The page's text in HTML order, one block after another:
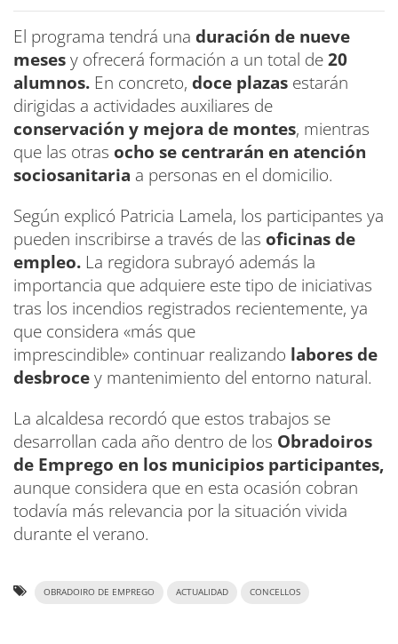
El programa tendrá una duración de nueve
mesesy ofrecerá formación a un total de20
alumnos. En concreto, doce plazas estarán
dirigidas a actividades auxiliares de
conservación y mejora de montes, mientras
que las otras ocho se centrarán en atención
sociosanitaria a personas en el domicilio.
Según explicó Patricia Lamela, los participantes ya
pueden inscribirse a través de las oficinas de
empleo. La regidora subrayó además la
importancia que adquiere este tipo de iniciativas
tras los incendios registrados recientemente, ya
que considera «más que
imprescindible» continuar realizando labores de
desbrocey mantenimiento del entorno natural.
La alcaldesa recordó que estos trabajos se
desarrollan cada año dentro de los Obradoiros
de Emprego en los municipios participantes,
aunque considera que en esta ocasión cobran
todavía más relevancia por la situación vivida
durante el verano.
OBRADOIRO DE EMPREGO ACTUALIDAD CONCELLOS